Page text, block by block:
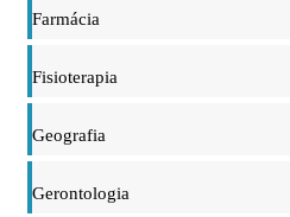
Farmácia
Fisioterapia
Geografia
Gerontologia